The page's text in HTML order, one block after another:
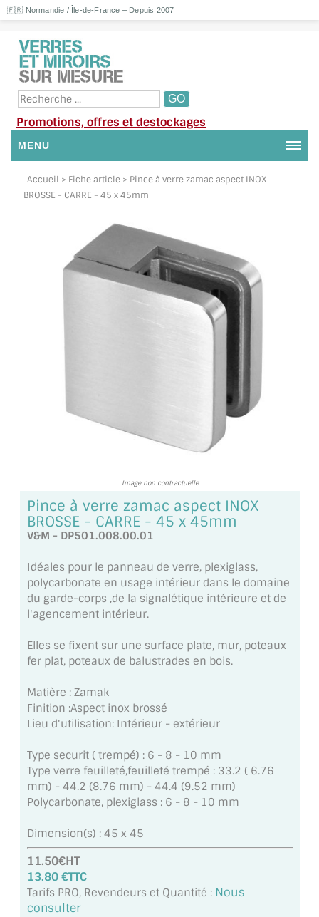
🇫🇷 Normandie / Île-de-France – Depuis 2007
Promotions, offres et destockages
MENU
NOUS CONTACTER
DEMANDE DE DEVIS
SUIVI DE DEVIS
SUIVI DE COMMANDE
AMBIANCE LAITON BROSSÉ
MIROIR VIEILLI
LOTS DE MIROIRS EN MOZAÏQUE
MIROIR POUR PORTE
MIROIR DE SALLE DE BAIN
MIROIR POUR SALLE DE SPORT
MIROIR ENCADRÉ
MIROIR TV
VERRE SUR MESURE
VERRE EXTRACLAIR
VERRE TREMPÉ (SÉCURIT)
Accueil > Fiche article > Pince à verre zamac aspect INOX
BROSSE - CARRE - 45 x 45mm
Image non contractuelle
Pince à verre zamac aspect INOX
BROSSE - CARRE - 45 x 45mm
V&M - DP501.008.00.01
Idéales pour le panneau de verre, plexiglass,
polycarbonate en usage intérieur dans le domaine
du garde-corps ,de la signalétique intérieure et de
l'agencement intérieur.
Elles se fixent sur une surface plate, mur, poteaux
fer plat, poteaux de balustrades en bois.
Matière : Zamak
Finition :Aspect inox brossé
Lieu d'utilisation: Intérieur - extérieur
Type securit ( trempé) : 6 - 8 - 10 mm
Type verre feuilleté,feuilleté trempé : 33.2 ( 6.76
mm) - 44.2 (8.76 mm) - 44.4 (9.52 mm)
Polycarbonate, plexiglass : 6 - 8 - 10 mm
Dimension(s) : 45 x 45
11.50€HT
13.80 €TTC
Tarifs PRO, Revendeurs et Quantité : Nous
consulter